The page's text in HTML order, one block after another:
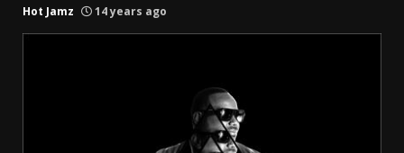
Hot Jamz 14 years ago